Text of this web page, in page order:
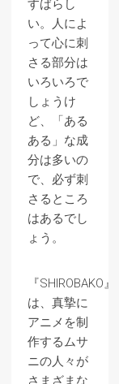
すばらし
い。人によ
って心に刺
さる部分は
いろいろで
しょうけ
ど、「ある
ある」な成
分は多いの
で、必ず刺
さるところ
はあるでし
ょう。
『SHIROBAKO』
は、真摯に
アニメを制
作するムサ
ニの人々が
さまざまな